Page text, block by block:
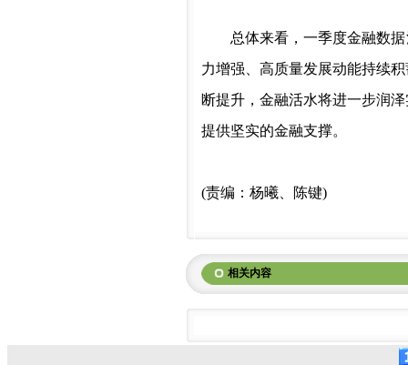
总体来看，一季度金融数
力增强、高质量发展动能持续
断提升，金融活水将进一步润
提供坚实的金融支撑。
(责编：杨曦、陈键)
相关内容